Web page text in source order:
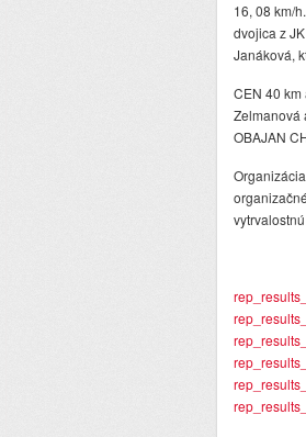
16, 08 km/
dvojica z
Janáková,
CEN 40
Zelmanová
OBAJAN